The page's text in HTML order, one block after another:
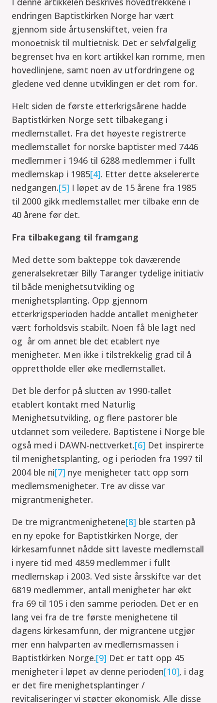
endringen Baptistkirken Norge har vært
gjennom side årtusenskiftet, veien fra
monoetnisk til multietnisk. Det er selvfølgelig
begrenset hva en kort artikkel kan romme, men
hovedlinjene, samt noen av utfordringene og
gledene ved denne utviklingen er det rom for.
Helt siden de første etterkrigsårene hadde
Baptistkirken Norge sett tilbakegang i
medlemstallet. Fra det høyeste registrerte
medlemstallet for norske baptister med 7446
medlemmer i 1946 til 6288 medlemmer i fullt
medlemskap i 1985[4]. Etter dette akselererte
nedgangen.[5] I løpet av de 15 årene fra 1985
til 2000 gikk medlemstallet mer tilbake enn de
40 årene før det.
Fra tilbakegang til framgang
Med dette som bakteppe tok daværende
generalsekretær Billy Taranger tydelige initiativ
til både menighetsutvikling og
menighetsplanting. Opp gjennom
etterkrigsperioden hadde antallet menigheter
vært forholdsvis stabilt. Noen få ble lagt ned
og år om annet ble det etablert nye
menigheter. Men ikke i tilstrekkelig grad til å
opprettholde eller øke medlemstallet.
Det ble derfor på slutten av 1990-tallet
etablert kontakt med Naturlig
Menighetsutvikling, og flere pastorer ble
utdannet som veiledere. Baptistene i Norge ble
også med i DAWN-nettverket.[6] Det inspirerte
til menighetsplanting, og i perioden fra 1997 til
2004 ble ni[7] nye menigheter tatt opp som
medlemsmenigheter. Tre av disse var
migrantmenigheter.
De tre migrantmenighetene[8] ble starten på
en ny epoke for Baptistkirken Norge, der
kirkesamfunnet nådde sitt laveste medlemstall
i nyere tid med 4859 medlemmer i fullt
medlemskap i 2003. Ved siste årsskifte var det
6819 medlemmer, antall menigheter har økt
fra 69 til 105 i den samme perioden. Det er en
lang vei fra de tre første menighetene til
dagens kirkesamfunn, der migrantene utgjør
mer enn halvparten av medlemsmassen i
Baptistkirken Norge.[9] Det er tatt opp 45
menigheter i løpet av denne perioden[10], i dag
er det fire menighetsplantinger /
revitaliseringer vi støtter økonomisk. Alle disse